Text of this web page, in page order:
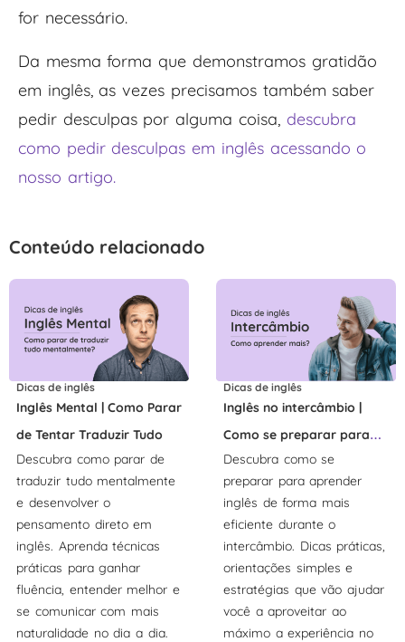
for necessário.
Da mesma forma que demonstramos gratidão
em inglês, as vezes precisamos também saber
pedir desculpas por alguma coisa, descubra
como pedir desculpas em inglês acessando o
nosso artigo.
Conteúdo relacionado
Dicas de inglês
Inglês Mental | Como Parar
de Tentar Traduzir Tudo
Descubra como parar de
traduzir tudo mentalmente
e desenvolver o
pensamento direto em
inglês. Aprenda técnicas
práticas para ganhar
fluência, entender melhor e
se comunicar com mais
naturalidade no dia a dia.
Dicas de inglês
Inglês no intercâmbio |
Como se preparar para
aprender mais
Descubra como se
preparar para aprender
inglês de forma mais
eficiente durante o
intercâmbio. Dicas práticas,
orientações simples e
estratégias que vão ajudar
você a aproveitar ao
máximo a experiência no